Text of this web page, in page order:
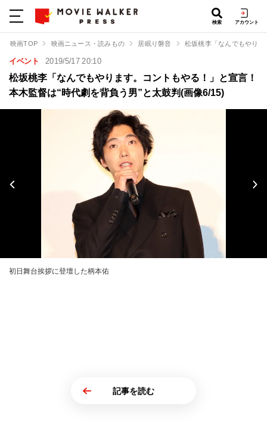
検索 アカウント
映画TOP 映画ニュース・読みもの 居眠り磐音 松坂桃李「なんでもやり
イベント 2019/5/17 20:10
松坂桃李「なんでもやります。コントもやる！」と宣言！
本木監督は“時代劇を背負う男”と太鼓判(画像6/15)
初日舞台挨拶に登壇した柄本佑
記事を読む